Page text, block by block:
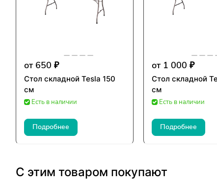
от 650 ₽
Стол складной Tesla 150
см
Есть в наличии
Подробнее
от 1 000 ₽
Стол складной
см
Есть в наличии
Подробнее
С этим товаром покупают